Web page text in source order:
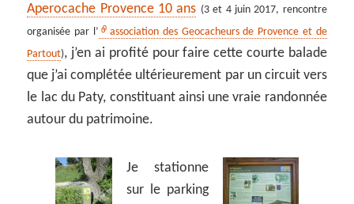
Aperocache Provence 10 ans (3 et 4 juin 2017, rencontre
organisée par l’
association des Geocacheurs de Provence et de
Partout), j’en ai profité pour faire cette courte balade
que j’ai complétée ultérieurement par un circuit vers
le lac du Paty, constituant ainsi une vraie randonnée
autour du patrimoine.
Je stationne
sur le parking